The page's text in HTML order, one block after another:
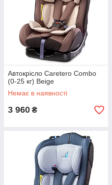
Автокрісло Caretero Combo
(0-25 кг) Beige
Немає в наявності
3 960 ₴